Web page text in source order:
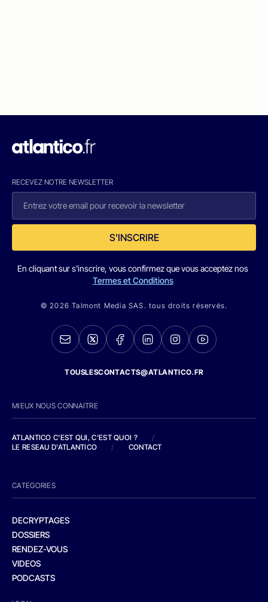
RECEVEZ NOTRE NEWSLETTER
S'INSCRIRE
En cliquant sur s'inscrire, vous confirmez que vous acceptez nos
Termes et Conditions
© 2026 Talmont Media SAS. tous droits réservés.
TOUSLESCONTACTS@ATLANTICO.FR
MIEUX NOUS CONNAITRE
ATLANTICO C'EST QUI, C'EST QUOI ?
/
LE RESEAU D'ATLANTICO
/ CONTACT
CATEGORIES
DECRYPTAGES
DOSSIERS
RENDEZ-VOUS
VIDEOS
PODCASTS